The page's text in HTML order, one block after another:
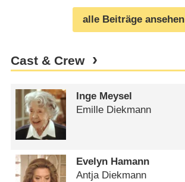
alle Beiträge ansehen
Cast & Crew
Inge Meysel
Emille Diekmann
Evelyn Hamann
Antja Diekmann